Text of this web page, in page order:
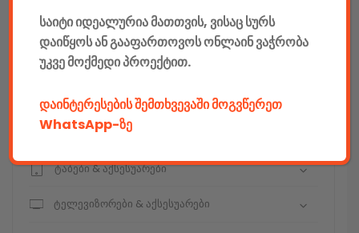
კომპიუტერები & აქსესუარები
ტელეფონები & აქსესუარები
კამერები & აქსესუარები
ნოუთბუქები & აქსესუარები
ტაბები & აქსესუარები
ტელევიზორები & აქსესუარები
საიტი იდეალურია მათთვის, ვისაც სურს
დაიწყოს ან გააფართოვოს ონლაინ ვაჭრობა
უკვე მოქმედი პროექტით.
დაინტერესების შემთხვევაში მოგვწერეთ
WhatsApp-ზე